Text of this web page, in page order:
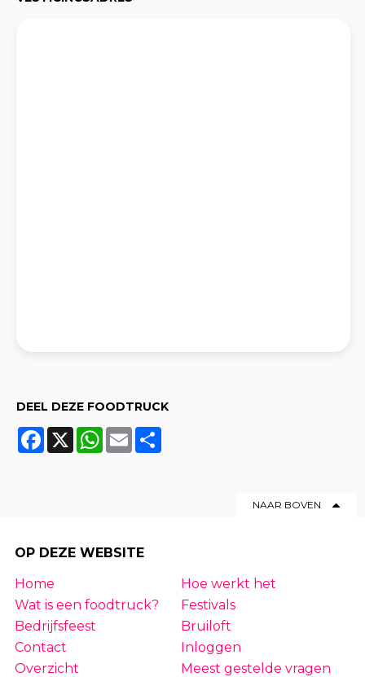
DEEL DEZE FOODTRUCK
Facebook
X WhatsApp
Email
NAAR BOVEN
OP DEZE WEBSITE
Home
Hoe werkt het
Wat is een foodtruck?
Festivals
Bedrijfsfeest
Bruiloft
Contact
Inloggen
Overzicht
Meest gestelde vragen